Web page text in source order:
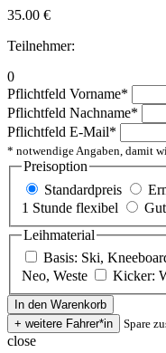
35.00 €
Teilnehmer:
0
Pflichtfeld Vorname*
Pflichtfeld Nachname*
Pflichtfeld E-Mail*
* notwendige Angaben, damit
Preisoption
Standardpreis
1 Stunde flexibel
Leihmaterial
Basis: Ski,
Neo, Weste
Kicker:
Spare
close